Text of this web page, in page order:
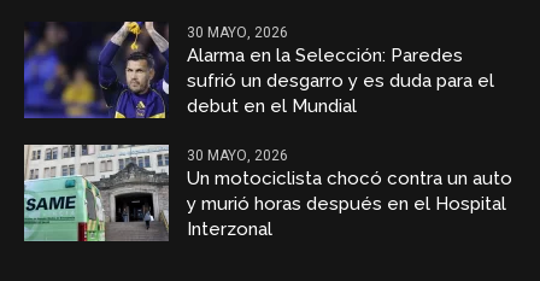
30 MAYO, 2026
Alarma en la Selección: Paredes
sufrió un desgarro y es duda para el
debut en el Mundial
30 MAYO, 2026
Un motociclista chocó contra un auto
y murió horas después en el Hospital
Interzonal